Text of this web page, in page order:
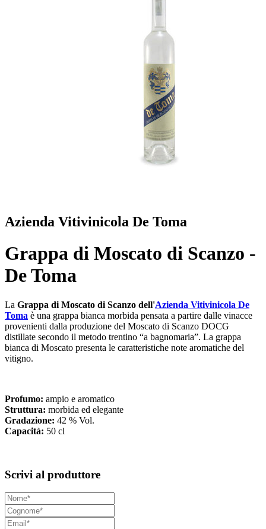
Azienda Vitivinicola De Toma
Grappa di Moscato di Scanzo -
De Toma
La Grappa di Moscato di Scanzo dell'Azienda Vitivinicola De
Toma è una grappa bianca morbida pensata a partire dalle vinacce
provenienti dalla produzione del Moscato di Scanzo DOCG
distillate secondo il metodo trentino “a bagnomaria”. La grappa
bianca di Moscato presenta le caratteristiche note aromatiche del
vitigno.
Profumo: ampio e aromatico
Struttura: morbida ed elegante
Gradazione: 42 % Vol.
Capacità: 50 cl
Scrivi al produttore